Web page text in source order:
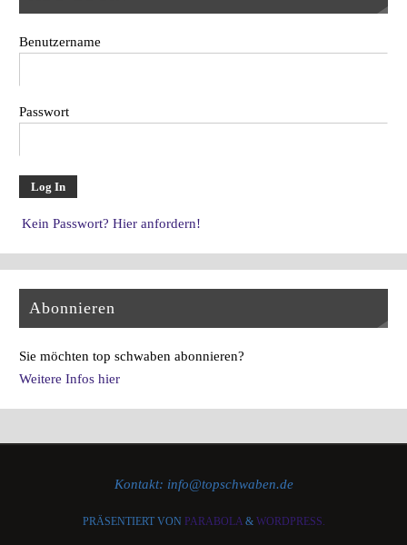
Benutzername
Passwort
Kein Passwort? Hier anfordern!
Abonnieren
Sie möchten top schwaben abonnieren?
Weitere Infos hier
Kontakt: info@topschwaben.de
PRÄSENTIERT VON PARABOLA& WORDPRESS.